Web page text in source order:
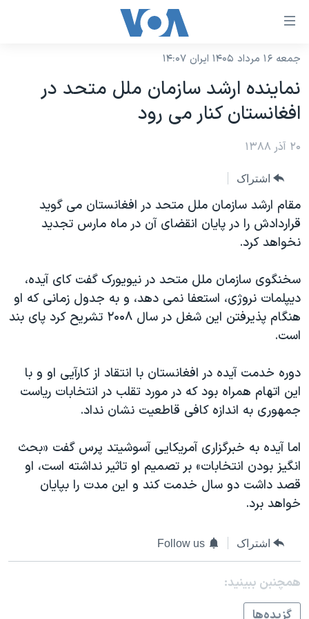
لینکهای
دسترسی
جهش
به
محتوای
اصلی
صفحه
اصلی
جهش
به
جستجو
نسخه سبک وب‌سایت
موضوع ها
ایران
آمریکا
جهان
ورزشی
گزیده‌ها
ویژه برنامه‌ها
ویدیوها
فرهنگ و زندگی
اقتصادی
علم و فناوری
گالری عکس
آرشیو پخش زنده
برنامه های تلویزیونی
جدول برنامه ها
صفحه‌های ویژه
جام جهانی ۲۰۲۶
عملیات خشم حماسی
۲۵۰سالگی آمریکا
بایگانی برنامه‌های تلویزیونی
مستندها
حمله جمهوری اسلامی به اسرائیل
رمز مهسا
اعتراضات زن، زندگی، آزادی
مجموعه مستندهای دادخواهی
تریبونال مردمی آبان ۹۸
چهل سال گروگان‌گیری
فرکانس‌های صدای آمریکا
پخش رادیویی
یادگیری زبان انگلیسی
دنبال کنید
زبانهای مختلف
جمعه ۱۶ مرداد ۱۴۰۵ ایران ۱۴:۰۷
نماینده ارشد سازمان ملل متحد در
افغانستان کنار می رود
۲۰ آذر ۱۳۸۸
اشتراک
مقام ارشد سازمان ملل متحد در افغانستان می گوید
قراردادش را در پایان انقضای آن در ماه مارس تجدید
نخواهد کرد.
سخنگوی سازمان ملل متحد در نیویورک گفت کای آیده،
دیپلمات نروژی، استعفا نمی دهد، و به جدول زمانی که او
هنگام پذیرفتن این شغل در سال ۲۰۰۸ تشریح کرد پای بند
است.
دوره خدمت آیده در افغانستان با انتقاد از کارآیی او و با
این اتهام همراه بود که در مورد تقلب در انتخابات ریاست
جمهوری به اندازه کافی قاطعیت نشان نداد.
اما آیده به خبرگزاری آمریکایی آسوشیتد پرس گفت «بحث
انگیز بودن انتخابات» بر تصمیم او تاثیر نداشته است، او
قصد داشت دو سال خدمت کند و این مدت را بپایان
خواهد برد.
اشتراک Follow us
همچنبن ببینید: